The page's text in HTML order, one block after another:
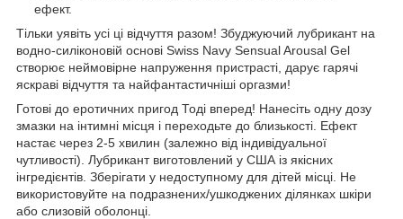
ефект.
Тільки уявіть усі ці відчуття разом! Збуджуючий лубрикант на
водно-силіконовій основі Swiss Navy Sensual Arousal Gel
створює неймовірне напруження пристрасті, дарує гарячі
яскраві відчуття та найфантастичніші оргазми!
Готові до еротичних пригод Тоді вперед! Нанесіть одну дозу
змазки на інтимні місця і переходьте до близькості. Ефект
настає через 2-5 хвилин (залежно від індивідуальної
чутливості). Лубрикант виготовлений у США із якісних
інгредієнтів. Зберігати у недоступному для дітей місці. Не
використовуйте на подразнених/ушкоджених ділянках шкіри
або слизовій оболонці.